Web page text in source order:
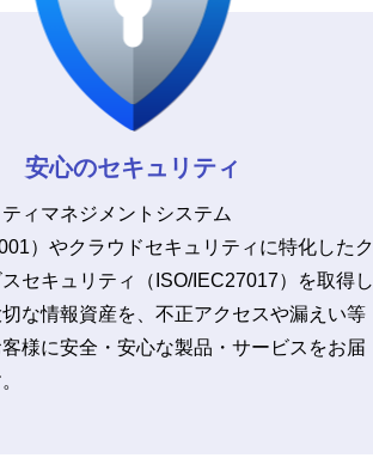
安心のセキュリティ
ィマネジメントシステム
）やクラウドセキュリティに特化したク
セキュリティ（ISO/IEC27017）を取得し
な情報資産を、不正アクセスや漏えい等
様に安全・安心な製品・サービスをお届